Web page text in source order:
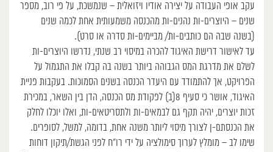
עקב אופי העבודה על יצירה אודיו ויזואלית – שנמשכת, על פי רוב, מספר
שנים – היוצרים-ות נהנים-ות מהכנסה משמעותית אחת לכמה שנים
(בשנה שבה הם כותבים-ות/ מביימים-ות סדרה או סרט).
עד לאישור דרישת האיגוד להכרה במיסוי רב שנתי, נדרשו היוצרים-ות
לשלם את מדרגת המס הגבוהה ביותר בשנה בה קבלו את התגמול על
הפרויקט, אך להתמודד עם היעדר הכנסה בשנים הסמוכות. בעקבות פניית
האיגוד, אושר כי סעיף 8(ב) לפקודת מס הכנסה, הדן בין השאר, במכירת
זכות יוצרים, יהיה תקף גם לבמאים-ות ולתסריטאים-ות, ואלו יוכלו לחלק
את הכנסתם-ן לצורך מיסוי ליותר משנה אחת, בדומה, למשל, לסופרים.
שימו לב – מומלץ לערוך סימולציה על ידי רו”ח לפני הגשת/תיקון דוחות